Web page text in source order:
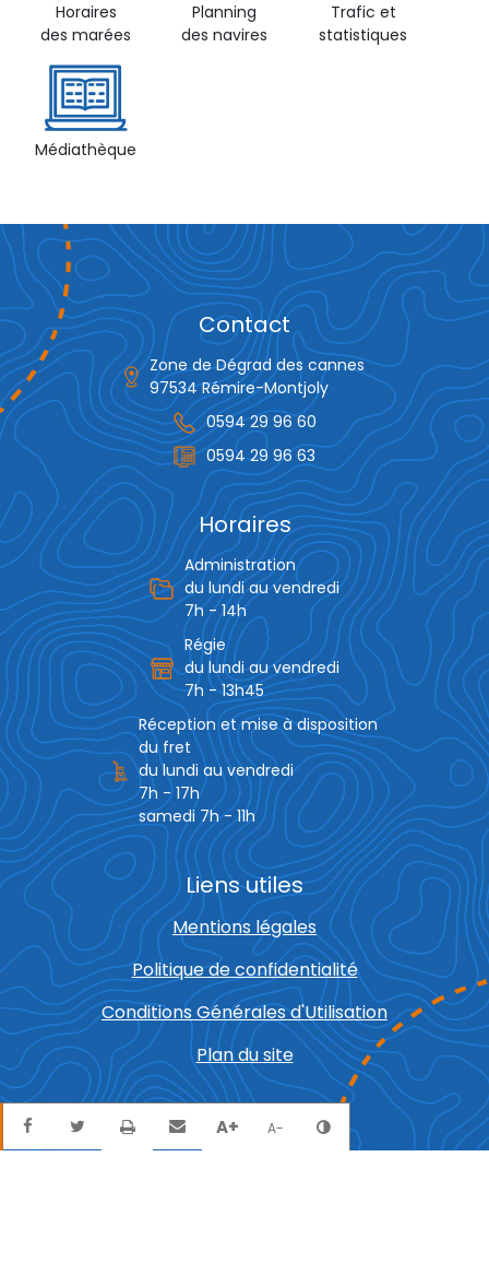
Partager sur Facebook
Partager sur Twitter
ImprimerEnvoyer par mail
A+ Agrandir le texte
A- Réduire le texte
Changer le
Horaires
des marées
Planning
des navires
Trafic et
statistiques
Médiathèque
Contact
Zone de Dégrad des cannes
97534 Rémire-Montjoly
0594 29 96 60
0594 29 96 63
Horaires
Administration
du lundi au vendredi
7h - 14h
Régie
du lundi au vendredi
7h - 13h45
Réception et mise à disposition
du fret
du lundi au vendredi
7h - 17h
samedi 7h - 11h
Liens utiles
Mentions légales
Politique de confidentialité
Conditions Générales d'Utilisation
Plan du site